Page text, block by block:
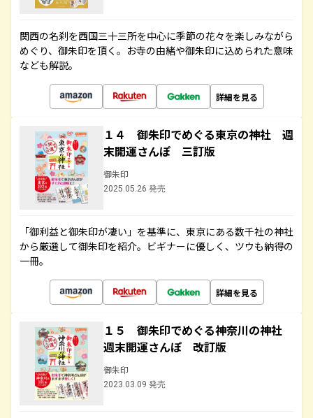
関西の名刹を西国三十三所を中心に季節の花々を楽しみながら
めぐり、御朱印を頂く。お寺の由緒や御朱印に込められた意味
なども解説。
詳細を見る
１４ 御朱印でめぐる東京の神社 週
末開運さんぽ 三訂版
御朱印
2025.05.26 発売
「御利益と御朱印が凄い」を基準に、東京にある数千社の神社
から厳選して御朱印を紹介。ビギナーに優しく、ツウも納得の
一冊。
詳細を見る
１５ 御朱印でめぐる神奈川の神社
週末開運さんぽ 改訂版
御朱印
2023.03.09 発売